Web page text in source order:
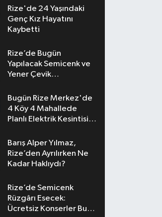
Rize'de 24 Yaşındaki
Genç Kız Hayatını
Kaybetti
Rize’de Bugün
Yapılacak Semicenk ve
Yener Çevik
Belli Oldu
Bugün Rize Merkez'de
4 Köy 4 Mahallede
Planlı Elektrik Kesintisi
Barış Alper Yılmaz,
Rize’den Ayrılırken Ne
Kadar Haklıydı?
Rize’de Semicenk
Rüzgârı Esecek:
Ücretsiz Konserler Bu